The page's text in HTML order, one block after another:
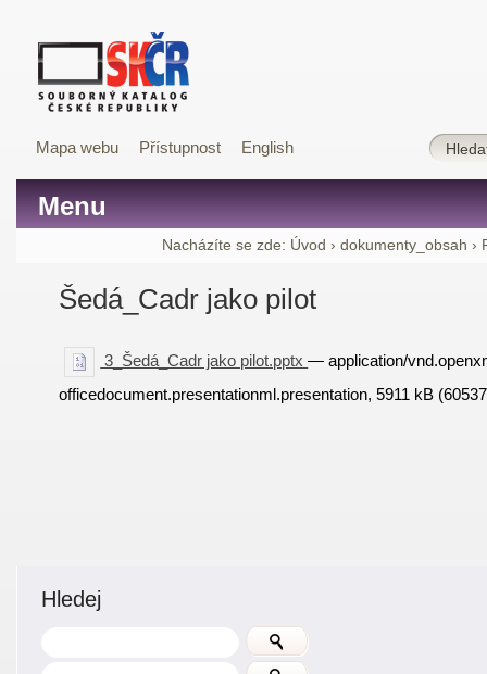
Mapa webu Přístupnost English
Menu
Nacházíte se zde: Úvod › dokumenty_obsah ›
Šedá_Cadr jako pilot
3_Šedá_Cadr jako pilot.pptx— application/
officedocument.presentationml.presentation, 5911 kB
Hledej